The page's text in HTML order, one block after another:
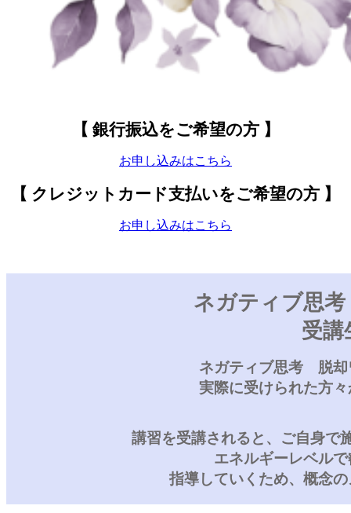
【 銀行振込をご希望の方 】
お申し込みはこちら
【 クレジットカード支払いをご希望の方 】
お申し込みはこちら
ネガティブ思
受講
ネガティブ思考 脱却
実際に受けられた方
講習を受講されると、ご自身で
エネルギーレベル
指導していくため、概念